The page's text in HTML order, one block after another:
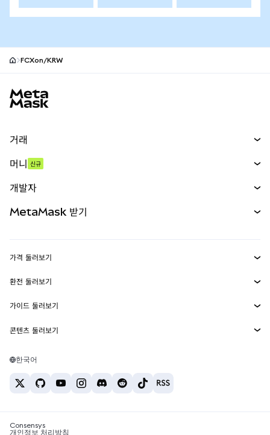
FCXon/KRW
거래
무기한 선물
실물자산
머니 신규
개발자
MetaMask Connect
Snaps
웹3 서비스
MetaMask 받기
보안
고객 지원
채용
가격 둘러보기
이더리움 가격
솔라나 가격
테더 가격
환전 둘러보기
ETH를 USD로 환전
USDT를 INR로 환전
BTC를 INR로 환전
ETH를 USDT로 환전
가이드 둘러보기
ETH 매수
USDT 매수
SHIB 매수
콘텐츠 둘러보기
솔라나 지갑
암호화폐 세금 뉴스
한국어
Consensys
개인정보 처리방침